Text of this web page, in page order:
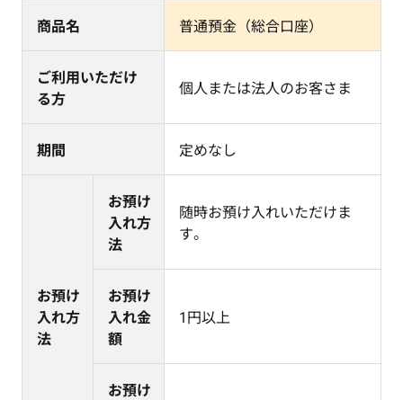
商品名 普通預金（総合口座）
ご利用いただけ
る方
個人または法人のお客さま
期間 定めなし
お預け
入れ方
法
お預け
入れ方
法
随時お預け入れいただけま
す。
お預け
入れ金
額
1円以上
お預け